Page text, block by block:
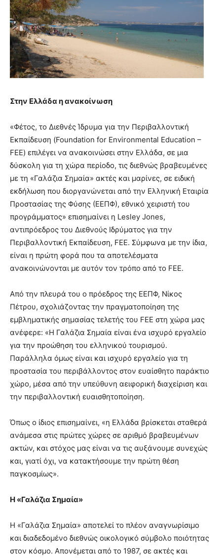
Στην Ελλάδα η ανακοίνωση
«Φέτος, το Διεθνές Ίδρυμα για την Περιβαλλοντική
Εκπαίδευση (Foundation for Environmental Education –
FEE) επιλέγει να ανακοινώσει στην Ελλάδα, σε μια
δύσκολη για τη χώρα περίοδο, τις διεθνώς βραβευμένες
με τη «Γαλάζια Σημαία» ακτές και μαρίνες, σε ειδική
εκδήλωση που διοργανώνεται από την Ελληνική Εταιρία
Προστασίας της Φύσης (ΕΕΠΦ), εθνικό χειριστή του
προγράμματος» επισημαίνει η Lesley Jones,
αντιπρόεδρος του Διεθνούς Ιδρύματος για την
Περιβαλλοντική Εκπαίδευση, FEE. Σύμφωνα με την ίδια,
είναι η πρώτη φορά που τα αποτελέσματα
ανακοινώνονται με αυτόν τον τρόπο από το FEE.
Από την πλευρά του ο πρόεδρος της ΕΕΠΦ, Νίκος
Πέτρου, σχολιάζοντας την πραγματοποίηση της
εμβληματικής σημασίας τελετής του FEE στη χώρα μας
ανέφερε: «Η Γαλάζια Σημαία είναι ένα ισχυρό εργαλείο
για την προώθηση του ελληνικού τουρισμού.
Παράλληλα όμως είναι και ισχυρό εργαλείο για τη
προστασία του περιβάλλοντος στον ευαίσθητο παράκτιο
χώρο, μέσα από την υπεύθυνη αειφορική διαχείριση και
την περιβαλλοντική ευαισθητοποίηση.
Όπως ο ίδιος επισημαίνει, «η Ελλάδα βρίσκεται σταθερά
ανάμεσα στις πρώτες χώρες σε αριθμό βραβευμένων
ακτών, και στόχος μας είναι να τις αυξάνουμε συνεχώς
και, γιατί όχι, να κατακτήσουμε την πρώτη θέση
παγκοσμίως».
Η «Γαλάζια Σημαία»
Η «Γαλάζια Σημαία» αποτελεί το πλέον αναγνωρίσιμο
και διαδεδομένο διεθνώς οικολογικό σύμβολο ποιότητας
στον κόσμο. Απονέμεται από το 1987, σε ακτές και